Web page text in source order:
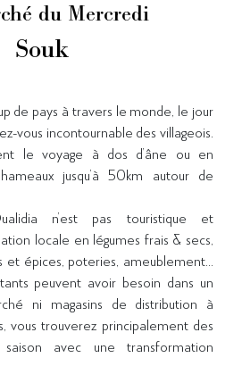
du Mercredi
Souk
de pays à travers le monde, le jour
vous incontournable des villageois.
le voyage à dos d’âne ou en
jusqu’à 50km autour de
n’est pas touristique et
locale en légumes frais & secs,
et épices, poteries, ameublement…
peuvent avoir besoin dans un
ni magasins de distribution à
vous trouverez principalement des
avec une transformation